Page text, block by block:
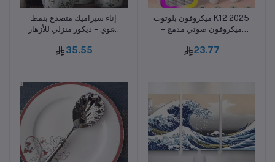
أضف للسلة
إناء سيراميك متصدع بنمط
رعوي – ديكور منزلي للأزهار
35.55
أضف للسلة
ميكروفون بلوتوث K12 2025
– ميكروفون صوتي مدمج
سماعة لاسلكية
23.77